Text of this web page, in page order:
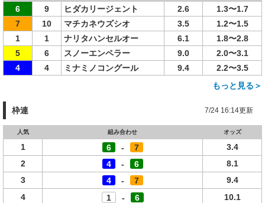
6 9 ヒダカリージェント 2.6
1.3〜1.7
7
10 マチカネウズシオ 3.5
1.2〜1.5
1
1 ナリタハンセルオー 6.1
1.8〜2.8
5
6 スノーエンペラー 9.0
2.0〜3.1
4
4 ミナミノコングール 9.4
2.2〜3.5
もっと見る＞
枠連 7/24 16:14更新
人気 組み合わせ オッズ
1 6 - 7
3.4
2
4 - 6
8.1
3
4 - 7
9.4
4
1 - 6
10.1